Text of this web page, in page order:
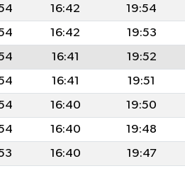
16:42 19:54
16:42 19:53
16:41 19:52
16:41 19:51
16:40 19:50
16:40 19:48
16:40 19:47